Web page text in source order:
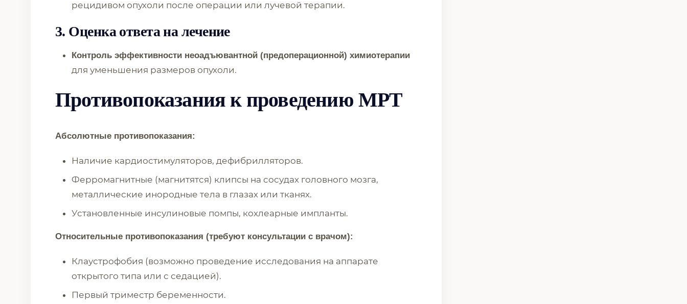
рецидивом опухоли после операции или лучевой терапии.
3. Оценка ответа на лечение
Контроль эффективности неоадъювантной (предоперационной) химиотерапии
для уменьшения размеров опухоли.
Противопоказания к проведению МРТ
Абсолютные противопоказания:
Наличие кардиостимуляторов, дефибрилляторов.
Ферромагнитные (магнитятся) клипсы на сосудах головного мозга,
металлические инородные тела в глазах или тканях.
Установленные инсулиновые помпы, кохлеарные импланты.
Относительные противопоказания (требуют консультации с врачом):
Клаустрофобия (возможно проведение исследования на аппарате
открытого типа или с седацией).
Первый триместр беременности.